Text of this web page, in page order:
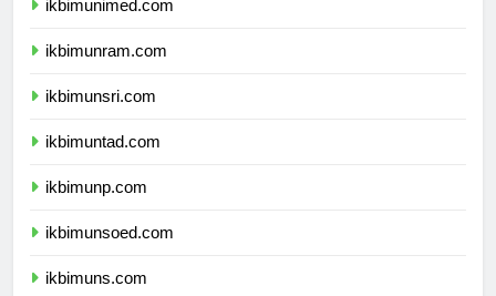
ikbimunimed.com
ikbimunram.com
ikbimunsri.com
ikbimuntad.com
ikbimunp.com
ikbimunsoed.com
ikbimuns.com